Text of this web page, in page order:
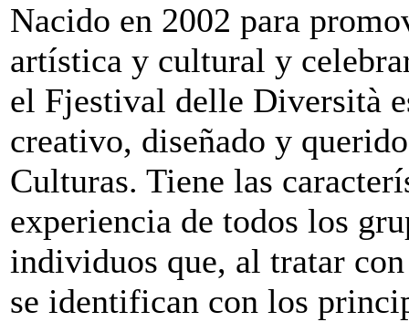
Nacido en 2002 para
artística y cultural y
el Fjestival delle Diversità
creativo, diseñado y
Culturas. Tiene las
experiencia de todos los
individuos que, al tratar
se identifican con los